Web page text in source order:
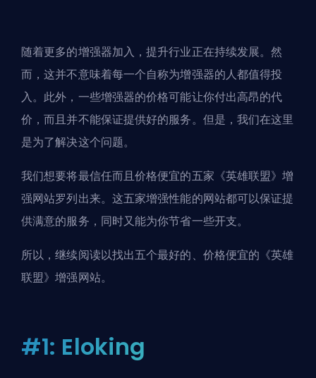
随着更多的增强器加入，提升行业正在持续发展。然
而，这并不意味着每一个自称为增强器的人都值得投
入。此外，一些增强器的价格可能让你付出高昂的代
价，而且并不能保证提供好的服务。但是，我们在这里
是为了解决这个问题。
我们想要将最信任而且价格便宜的五家《英雄联盟》增
强网站罗列出来。这五家增强性能的网站都可以保证提
供满意的服务，同时又能为你节省一些开支。
所以，继续阅读以找出五个最好的、价格便宜的《英雄
联盟》增强网站。
#1: Eloking